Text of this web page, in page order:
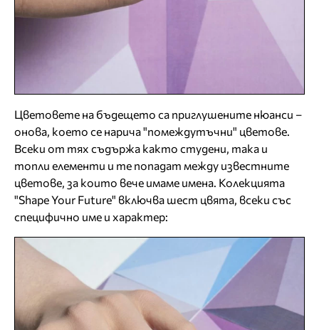
Цветовете на бъдещето са приглушените нюанси –
онова, което се нарича "помеждутъчни" цветове.
Всеки от тях съдържа както студени, така и
топли елементи и те попадат между известните
цветове, за които вече имаме имена. Колекцията
"Shape Your Future" включва шест цвята, всеки със
специфично име и характер: